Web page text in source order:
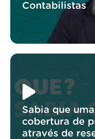
Contabilistas
Sabia que
cobertura de
através de